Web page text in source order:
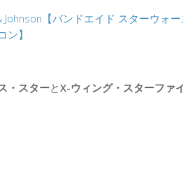
Johnson【バンドエイド スターウォ
ン】
・スターとX-ウィング・スターファ